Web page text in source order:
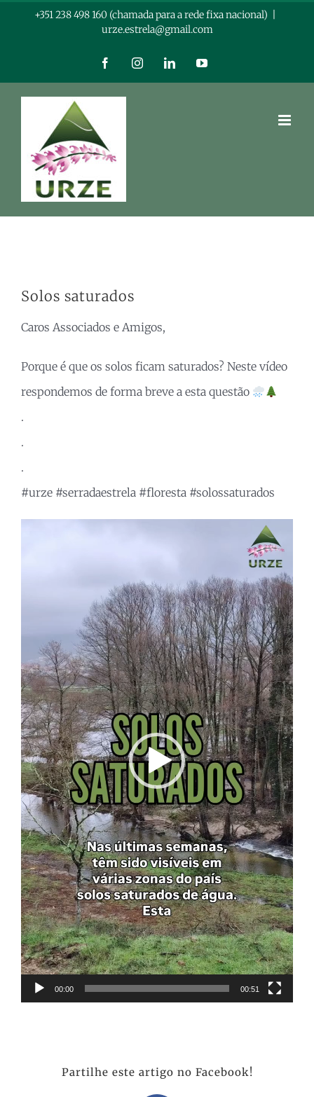
+351 238 498 160 (chamada para a rede fixa nacional)
urze.estrela@gmail.com
FacebookInstagramLinkedInYouTube
Solos saturados
Caros Associados e Amigos,
Porque é que os solos ficam saturados? Neste vídeo
respondemos de forma breve a esta questão
.
.
.
#urze #serradaestrela #floresta #solossaturados
00:00 00:51
Partilhe este artigo no Facebook!